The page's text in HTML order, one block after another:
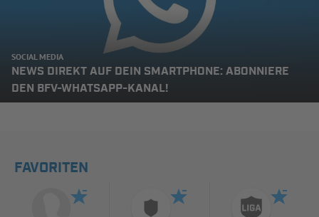
SOCIAL MEDIA
NEWS DIREKT AUF DEIN SMARTPHONE: ABONNIERE
DEN BFV-WHATSAPP-KANAL!
FAVORITEN